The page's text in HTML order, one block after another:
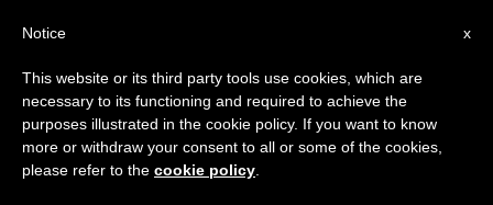
×
Aviso importante
Del 27 de julio al 7 de agosto haremos la pausa
anual, aprovechando que en el periodo de verano
se generan menos informaciones y también el
x
Notice
This website or its third party tools use cookies, which are
necessary to its functioning and required to achieve the
purposes illustrated in the cookie policy. If you want to know
more or withdraw your consent to all or some of the cookies,
please refer to the cookie policy